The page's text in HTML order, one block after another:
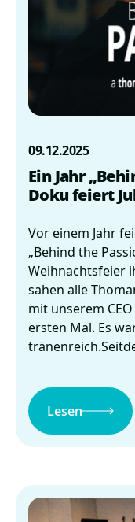
09.12.2025
Ein Jahr
Doku feiert
Vor einem Jahr
„Behind the
Weihnachtsfeier
sahen alle
mit unserem
ersten Mal. Es
Lesen